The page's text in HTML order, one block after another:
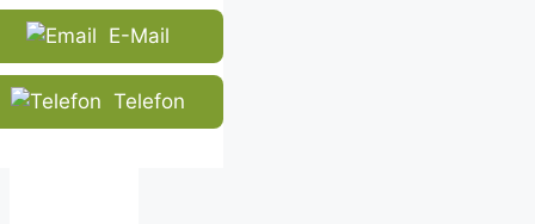
that
you
are
human.
E-Mail
Telefon